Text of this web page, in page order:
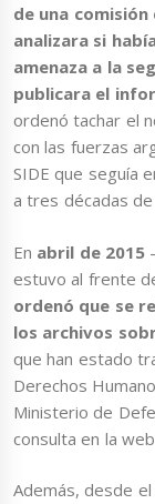
de una
analizara si
amenaza a la
publicara el
ordenó tachar el
con las fuerzas
SIDE que seguía
a tres décadas
En abril de 2015
estuvo al frente
ordenó que se
los archivos
que han estado
Derechos
Ministerio de
consulta en la
Además, desde